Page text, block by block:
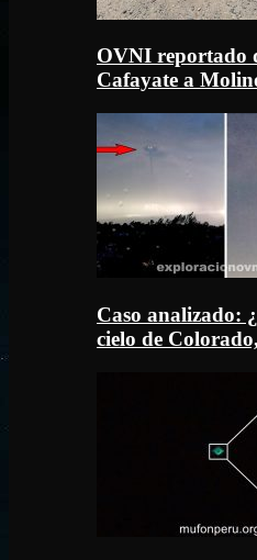
OVNI reportado
Cafayate a
Caso analizado:
cielo de